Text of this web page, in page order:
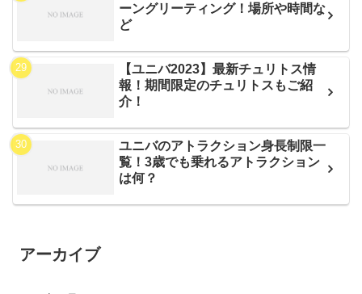
ーングリーティング！場所や時間な
ど
【ユニバ2023】最新チュリトス情
報！期間限定のチュリトスもご紹
介！
ユニバのアトラクション身長制限一
覧！3歳でも乗れるアトラクション
は何？
アーカイブ